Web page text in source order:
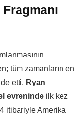
tüm zamanların en
etti. Ryan
evreninde ilk kez
itibariyle Amerika